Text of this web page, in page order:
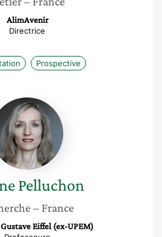
AlimAvenir
Directrice
Prospective
Corine
Pelluchon
Pelluchon
– France
Eiffel (ex-UPEM)